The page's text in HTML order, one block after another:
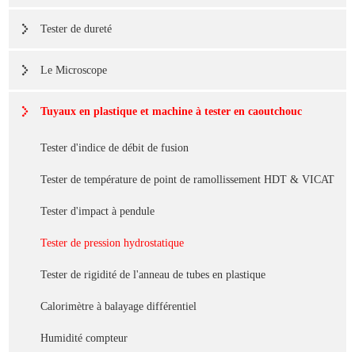
Tester de dureté
Le Microscope
Tuyaux en plastique et machine à tester en caoutchouc
Tester d'indice de débit de fusion
Tester de température de point de ramollissement HDT & VICAT
Tester d'impact à pendule
Tester de pression hydrostatique
Tester de rigidité de l'anneau de tubes en plastique
Calorimètre à balayage différentiel
Humidité compteur